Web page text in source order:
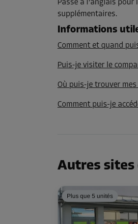
Long:2,65m Larg:
m
Compartiment 77
Volume: 8,1 m³
Long:2,65m Larg:
Surface: 2,7 m²
Long:2,8m Larg:
Passe à l'anglais
supplémentaires.
Informations
Comment et quand
Puis-je visiter le
Où puis-je trouver mes
Comment puis-je
Autres sites
Plus que 5 unités